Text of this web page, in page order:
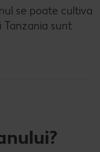
se poate cultiva
Tanzania sunt